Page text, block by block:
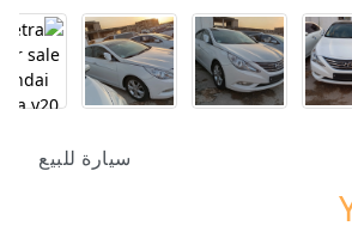
سيارة للبيع